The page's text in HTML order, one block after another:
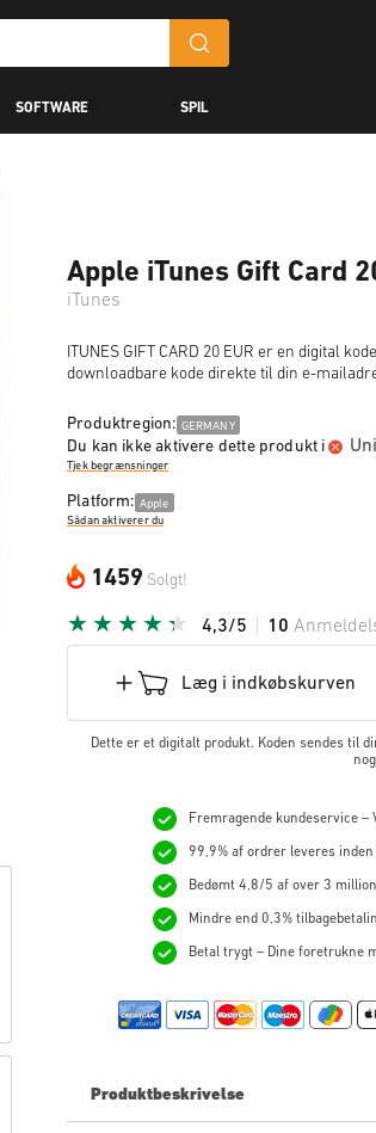
SOFTWARE SPIL
Apple iTunes Gift Card
iTunes
ITUNES GIFT CARD 20 EUR er en digital
downloadbare kode direkte til din e-
Produktregion: GERMANY
Du kan ikke aktivere dette produkt i
Tjek begrænsninger
Platform: Apple
Sådan aktiverer du
1459 Solgt!
4,3/5 10
Læg i indkøbskurven
Dette er et digitalt produkt. Koden sendes til
Fremragende kundeservice –
99,9% af ordrer leveres
Bedømt 4,8/5 af over 3
Mindre end 0,3%
Betal trygt – Dine foretrukne
Produktbeskrivelse